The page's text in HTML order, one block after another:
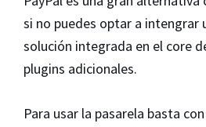
si no puedes optar a intengrar
solución integrada en el core
plugins adicionales.
Para usar la pasarela basta